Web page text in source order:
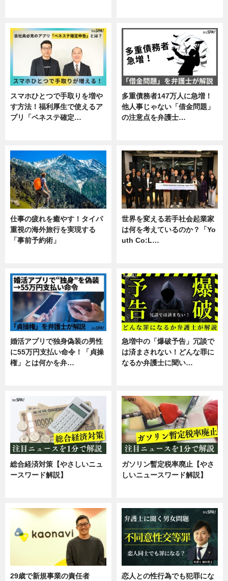
スマホひとつで手取りを増や
す方法！福利厚生で使えるア
プリ「ベネステ確定…
多重債務者147万人に急増！
他人事じゃない「借金問題」
の注意点を弁護士…
仕事の疲れを癒やす！タイパ
重視の海外旅行を実現する
「事前予約術」
世界を変える若手社会起業家
は何を考えているのか？「Yo
uth Co:L…
婚活アプリで独身偽装の男性
に55万円支払い命令！「貞操
権」とは何かを弁…
急増中の「爆破予告」冗談で
は済まされない！どんな罪に
なるか弁護士に聞い…
総合経済対策【やさしいニュ
ースワード解説】
ガソリン暫定税率廃止【やさ
しいニュースワード解説】
29歳で新規事業の責任者
恋人との性行為でも犯罪にな